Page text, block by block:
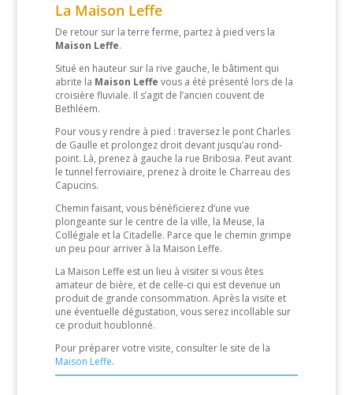
La Maison Leffe
De retour sur la terre ferme, partez à pied vers la
Maison Leffe.
Situé en hauteur sur la rive gauche, le bâtiment qui
abrite la Maison Leffe vous a été présenté lors de la
croisière fluviale. Il s’agit de l’ancien couvent de
Bethléem.
Pour vous y rendre à pied : traversez le pont Charles
de Gaulle et prolongez droit devant jusqu’au rond-
point. Là, prenez à gauche la rue Bribosia. Peut avant
le tunnel ferroviaire, prenez à droite le Charreau des
Capucins.
Chemin faisant, vous bénéficierez d’une vue
plongeante sur le centre de la ville, la Meuse, la
Collégiale et la Citadelle. Parce que le chemin grimpe
un peu pour arriver à la Maison Leffe.
La Maison Leffe est un lieu à visiter si vous êtes
amateur de bière, et de celle-ci qui est devenue un
produit de grande consommation. Après la visite et
une éventuelle dégustation, vous serez incollable sur
ce produit houblonné.
Pour préparer votre visite, consulter le site de la
Maison Leffe.